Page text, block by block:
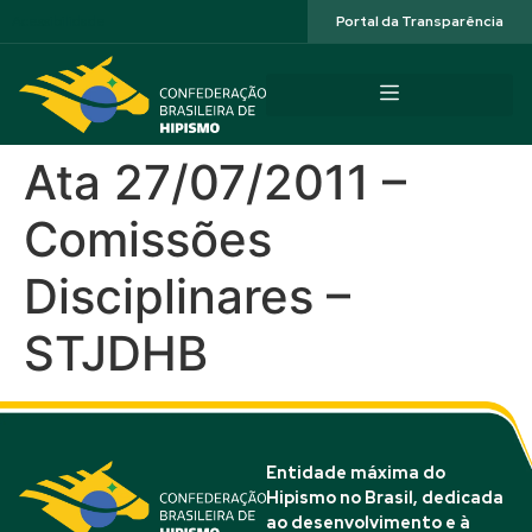
Portal da Transparência
Ata 27/07/2011 –
Comissões
Disciplinares –
STJDHB
Entidade máxima do
Hipismo no Brasil, dedicada
ao desenvolvimento e à